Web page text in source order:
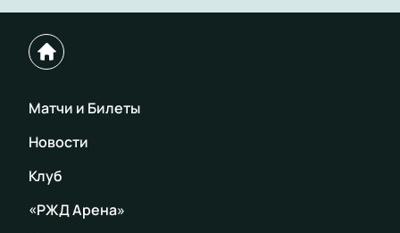
Матчи и Билеты
Новости
Клуб
«РЖД Арена»